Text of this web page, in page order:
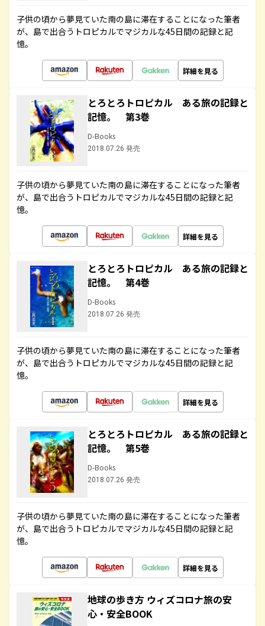
子供の頃から夢見ていた南の島に滞在することになった筆者
が、島で出合うトロピカルでマジカルな45日間の記録と記
憶。
詳細を見る
とろとろトロピカル ある旅の記録と
記憶。 第3巻
D-Books
2018.07.26 発売
子供の頃から夢見ていた南の島に滞在することになった筆者
が、島で出合うトロピカルでマジカルな45日間の記録と記
憶。
詳細を見る
とろとろトロピカル ある旅の記録と
記憶。 第4巻
D-Books
2018.07.26 発売
子供の頃から夢見ていた南の島に滞在することになった筆者
が、島で出合うトロピカルでマジカルな45日間の記録と記
憶。
詳細を見る
とろとろトロピカル ある旅の記録と
記憶。 第5巻
D-Books
2018.07.26 発売
子供の頃から夢見ていた南の島に滞在することになった筆者
が、島で出合うトロピカルでマジカルな45日間の記録と記
憶。
詳細を見る
地球の歩き方 ウィズコロナ旅の安
心・安全BOOK